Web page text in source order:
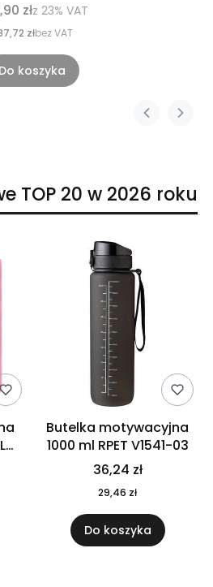
złz 23% VAT
złbez VAT
Do koszyka
TOP 20 w 2026 roku
Butelka motywacyjna
1000 ml RPET V1541-03
36,24 zł
29,46 zł
Do koszyka